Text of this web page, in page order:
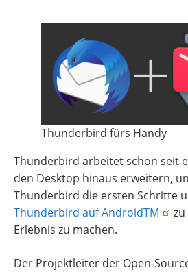
Thunderbird fürs Handy
Thunderbird arbeitet schon seit
den Desktop hinaus erweitern,
Thunderbird die ersten Schritte
Thunderbird auf AndroidTM
Erlebnis zu machen.
Der Projektleiter der Open-